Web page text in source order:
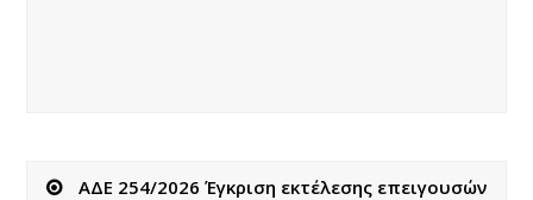
ΑΔΕ 254/2026 Έγκριση εκτέλεσης επειγουσών